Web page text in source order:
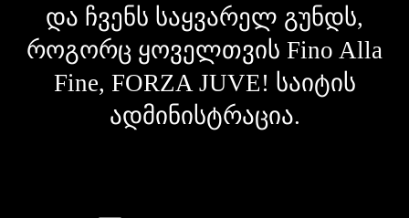
და ჩვენს საყვარელ გუნდს,
როგორც ყოველთვის Fino Alla
Fine, FORZA JUVE! საიტის
ადმინისტრაცია.